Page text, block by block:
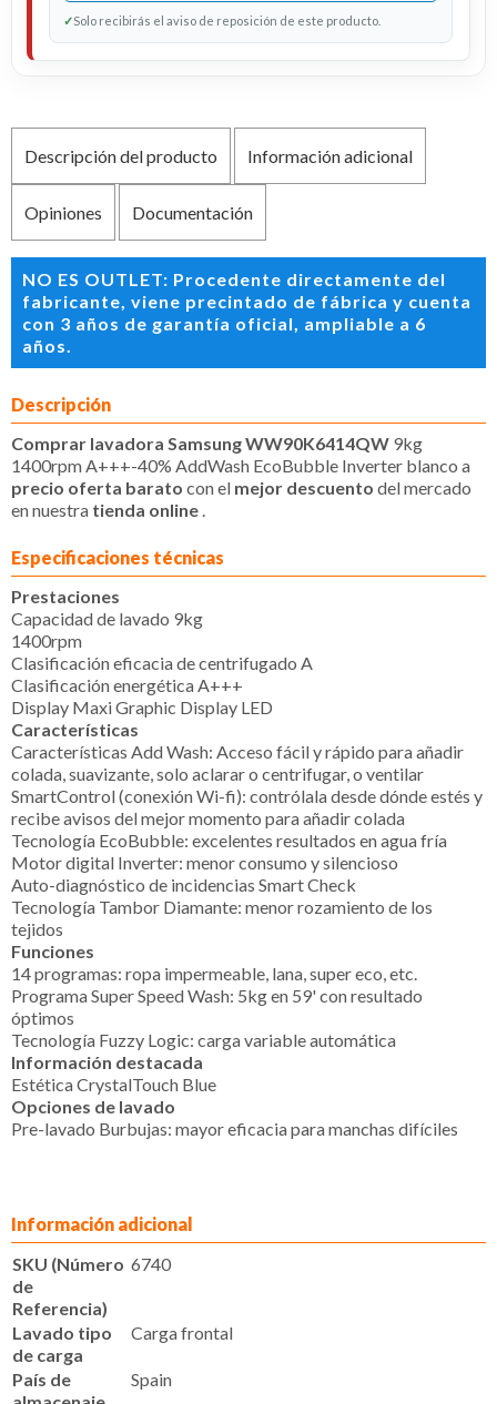
✓Solo recibirás el aviso de reposición de este producto.
Descripción del producto Información adicional
Opiniones Documentación
NO ES OUTLET: Procedente directamente del
fabricante, viene precintado de fábrica y cuenta
con 3 años de garantía oficial, ampliable a 6
años.
Descripción
Comprar lavadora Samsung WW90K6414QW 9kg
1400rpm A+++-40% AddWash EcoBubble Inverter blanco a
precio oferta barato con el mejor descuento del mercado
en nuestra tienda online
Especificaciones técnicas
Prestaciones
Capacidad de lavado 9kg
1400rpm
Clasificación eficacia de centrifugado A
Clasificación energética A+++
Display Maxi Graphic Display LED
Características
Características Add Wash: Acceso fácil y rápido para añadir
colada, suavizante, solo aclarar o centrifugar, o ventilar
SmartControl (conexión Wi-fi): contrólala desde dónde estés y
recibe avisos del mejor momento para añadir colada
Tecnología EcoBubble: excelentes resultados en agua fría
Motor digital Inverter: menor consumo y silencioso
Auto-diagnóstico de incidencias Smart Check
Tecnología Tambor Diamante: menor rozamiento de los
tejidos
Funciones
14 programas: ropa impermeable, lana, super eco, etc.
Programa Super Speed Wash: 5kg en 59' con resultado
óptimos
Tecnología Fuzzy Logic: carga variable automática
Información destacada
Estética CrystalTouch Blue
Opciones de lavado
Pre-lavado Burbujas: mayor eficacia para manchas difíciles
Información adicional
SKU (Número
de
Referencia)
6740
Lavado tipo
de carga
Carga frontal
País de
Spain